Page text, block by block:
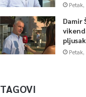
Damir
TAGOVI